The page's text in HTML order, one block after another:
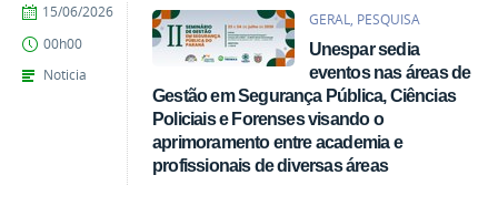
GERAL, PESQUISA
Unespar sedia
eventos nas áreas de
Gestão em Segurança Pública, Ciências
Policiais e Forenses visando o
aprimoramento entre academia e
profissionais de diversas áreas
por
Ligmanovski
publicado
15/06/2026
00h00
Noticia